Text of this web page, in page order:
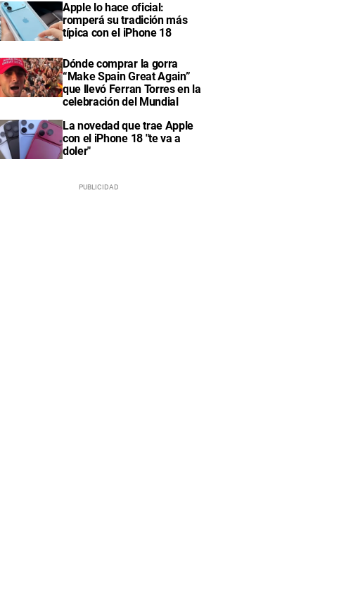
Apple lo hace oficial:
romperá su tradición más
típica con el iPhone 18
Dónde comprar la gorra
“Make Spain Great Again”
que llevó Ferran Torres en la
celebración del Mundial
La novedad que trae Apple
con el iPhone 18 "te va a
doler"